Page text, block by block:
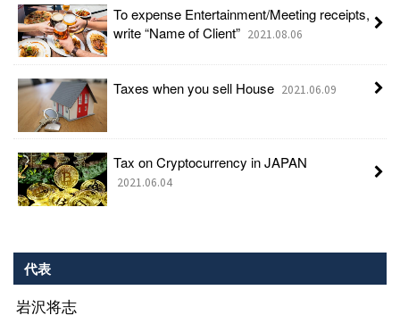
To expense Entertainment/Meeting receipts,
write “Name of Client” 2021.08.06
Taxes when you sell House 2021.06.09
Tax on Cryptocurrency in JAPAN
2021.06.04
代表
岩沢将志